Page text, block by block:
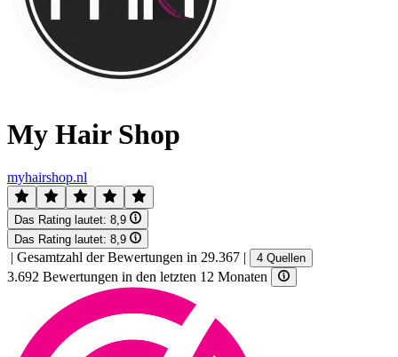
My Hair Shop
myhairshop.nl
Das Rating lautet: 8,9
Das Rating lautet: 8,9
| Gesamtzahl der Bewertungen in 29.367 | 4 Quellen
3.692 Bewertungen in den letzten 12 Monaten